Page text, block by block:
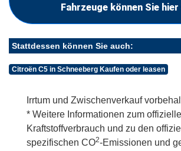
Fahrzeuge können Sie
Stattdessen können Sie auch:
Citroën C5 in Schneeberg Kaufen oder leasen
Irrtum und Zwischenverkauf
* Weitere Informationen zum
Kraftstoffverbrauch und zu den
spezifischen CO2-Emissionen und